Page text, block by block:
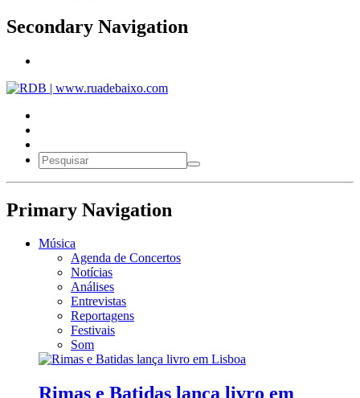
Secondary Navigation
Primary Navigation
Música
Agenda de Concertos
Notícias
Análises
Entrevistas
Reportagens
Festivais
Som
Rimas e Batidas lança livro em